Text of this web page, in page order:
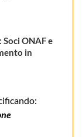
ONAF e
in